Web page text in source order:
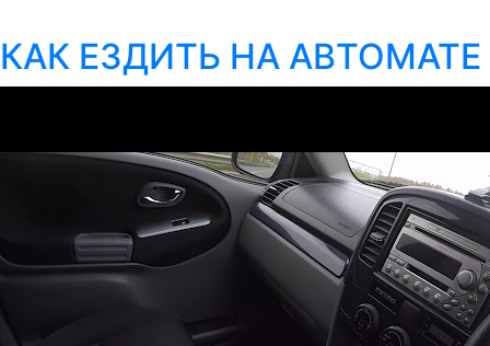
КАК ЕЗДИТЬ НА АВТОМАТЕ